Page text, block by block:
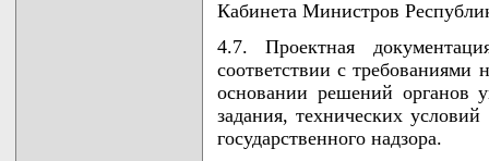
Кабинета Министров
4.7. Проектная
соответствии с требованиями
основании решений органов
задания, технических
государственного надзора.